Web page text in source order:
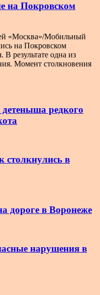
на Покровском
«Москва»/Мобильный
на Покровском
результате одна из
Момент столкновения
редкого
столкнулись в
дороге в Воронеже
нарушения в